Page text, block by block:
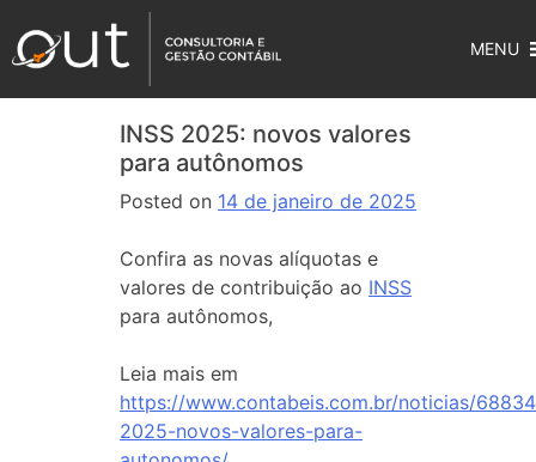
MENU
INSS 2025: novos valores
para autônomos
Posted on 14 de janeiro de 2025
Confira as novas alíquotas e
valores de contribuição ao INSS
para autônomos,
Leia mais em
https://www.contabeis.com.br/noticias/
2025-novos-valores-para-